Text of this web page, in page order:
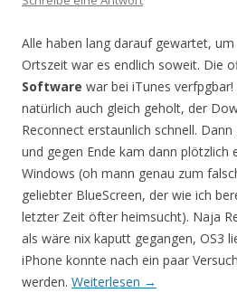
Alle haben lang darauf gewartet, um
Ortszeit war es endlich soweit. Die
Software war bei iTunes
natürlich auch gleich geholt, der
Reconnect erstaunlich schnell.
und gegen Ende kam dann plötzlich
Windows (oh mann genau zum
geliebter BlueScreen, der wie ich
letzter Zeit öfter heimsucht). Naja
als wäre nix kaputt gegangen, OS3
iPhone konnte nach ein paar
werden. Weiterlesen →